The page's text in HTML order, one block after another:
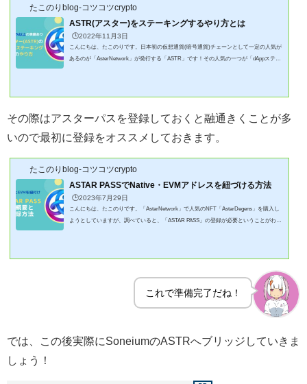
たこのりblog-コツコツcrypto
ASTR(アスター)をステーキングするやり方とは
🕒️2022年11月3日
こんにちは、たこのりです。日本初の仮想通貨(暗号通貨)チェーンとして一定の人気が
あるのが「AsterNetwork」が発行する「ASTR」です！その人気の一つが「dAppステー
まとめてみました！この記事でわかるこ...
その際はアスターパスを登録しておくと融通きくことが多
いので最初に登録をオススメしておきます。
たこのりblog-コツコツcrypto
ASTAR PASSでNative・EVMアドレスを紐づける方法
🕒️2023年7月29日
こんにちは、たこのりです。「AstarNetwork」で人気のNFT「AstarDegens」を購入し
ようとしていますが、調べていると、「ASTAR PASS」の登録が必要ということがわか
これで準備完了だね！
では、この後実際にSoneiumのASTRへブリッジしていきま
しょう！